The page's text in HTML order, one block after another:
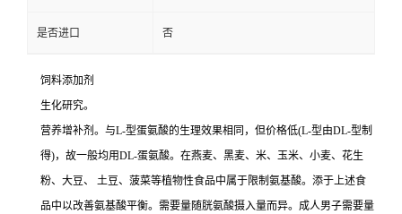
是否进口 否
饲料添加剂
生化研究。
营养增补剂。与L-型蛋氨酸的生理效果相同，但价格低(L-型由DL-型制
得)，故一般均用DL-蛋氨酸。在燕麦、黑麦、米、玉米、小麦、花生
粉、大豆、 土豆、菠菜等植物性食品中属于限制氨基酸。添于上述食
品中以改善氨基酸平衡。需要量随胱氨酸摄入量而异。成人男子需要量